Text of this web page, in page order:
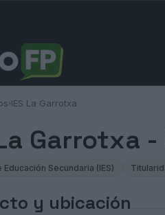
›IES La Garrotxa
Garrotxa
Educación Secundaria (IES)
y ubicación